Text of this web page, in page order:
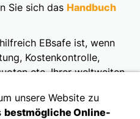
Sie sich das Handbuch
EBsafe ist, wenn
Kostenkontrolle,
etc. Ihrer weltweiten
unsere Website zu
bestmögliche Online-